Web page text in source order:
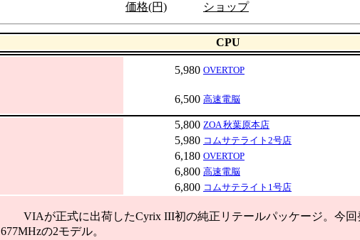
価格(円) ショップ
CPU
5,980 OVERTOP
6,500 高速電脳
5,800 ZOA 秋葉原本店
5,980 コムサテライト2号店
6,180 OVERTOP
6,800 高速電脳
6,800 コムサテライト1号店
VIAが正式に出荷したCyrix III初の純正リテールパッケージ。今回
677MHzの2モデル。